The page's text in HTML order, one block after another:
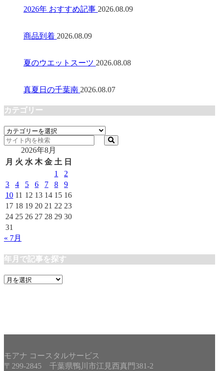
2026年 おすすめ記事 2026.08.09
商品到着 2026.08.09
夏のウエットスーツ 2026.08.08
真夏日の千葉南 2026.08.07
カテゴリー
カ
テ
リ
2026年8月
月 火 水 木 金 土 日
1
2
3
4 5 6 7 8
9
10 11 12 13 14 15 16
17 18 19 20 21 22 23
24 25 26 27 28 29 30
31
« 7月
年月で記事を探す
年
モアナ コースタルサービス
〒299-2845 千葉県鴨川市江見西真門381-2